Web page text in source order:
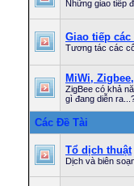
Những giao tiếp
Giao tiếp các
Tương tác các
MiWi,
ZigBee có khả
gì đang diễn
Các Đề Tài
Tổ dịch thuật
Dịch và biên